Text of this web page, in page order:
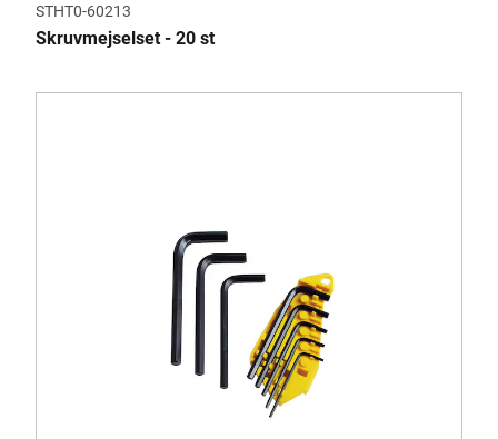
STHT0-60213
Skruvmejselset - 20 st